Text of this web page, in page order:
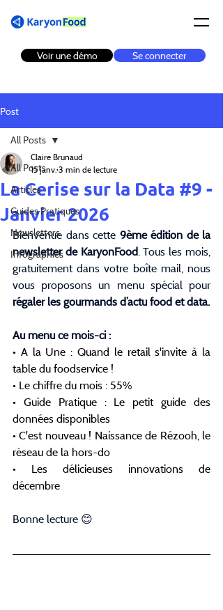
Se connecter
Voir une démo
Post
All Posts
Articles
Guides Pratiques
Newsletters
Infographies
All Posts
La Cerise sur la Data #9 -
Janvier 2026
Claire Brunaud
15 janv. 3 min de lecture
Bienvenue dans cette 9ème édition de la
newsletter de KaryonFood. Tous les mois,
gratuitement dans votre boîte mail, nous
régaler les gourmands d’actu food et data.
Au menu ce mois-ci :
• A la Une : Quand le retail s'invite à la
table du foodservice !
• Le chiffre du mois : 55%
• Guide Pratique : Le petit guide des
données disponibles
• C'est nouveau ! Naissance de Rézooh, le
réseau de la hors-do
• Les délicieuses innovations de
décembre
Bonne lecture 😊